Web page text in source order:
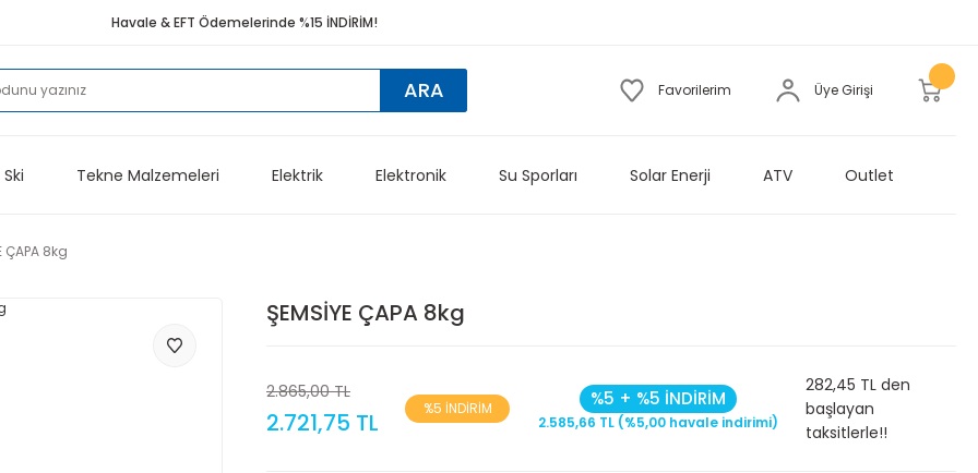
Havale & EFT Ödemelerinde %15 İNDİRİM!
ARA Favorilerim Üye Girişi
Tekne Malzemeleri Elektrik Elektronik Su Sporları Solar Enerji ATV Outlet
ÇAPA 8kg
ŞEMSİYE ÇAPA 8kg
2.865,00 TL
2.721,75 TL %5 İNDİRİM %5 + %5 İNDİRİM
2.585,66 TL (%5,00 havale indirimi)
282,45 TL den
başlayan
taksitlerle!!